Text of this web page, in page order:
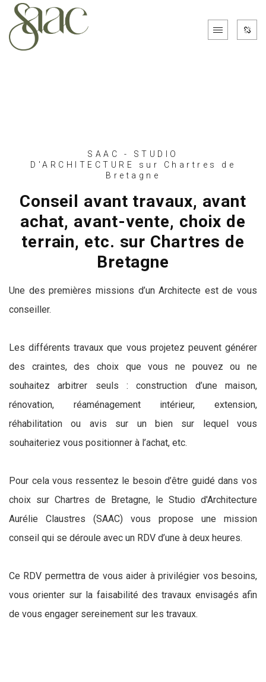
SAAC - STUDIO
D'ARCHITECTURE sur Chartres de
Bretagne
Conseil avant travaux, avant
achat, avant-vente, choix de
terrain, etc. sur Chartres de
Bretagne
Une des premières missions d’un Architecte est de vous
conseiller.
Les différents travaux que vous projetez peuvent générer
des craintes, des choix que vous ne pouvez ou ne
souhaitez arbitrer seuls : construction d’une maison,
rénovation, réaménagement intérieur, extension,
réhabilitation ou avis sur un bien sur lequel vous
souhaiteriez vous positionner à l’achat, etc.
Pour cela vous ressentez le besoin d’être guidé dans vos
choix sur Chartres de Bretagne, le Studio d'Architecture
Aurélie Claustres (SAAC) vous propose une mission
conseil qui se déroule avec un RDV d’une à deux heures.
Ce RDV permettra de vous aider à privilégier vos besoins,
vous orienter sur la faisabilité des travaux envisagés afin
de vous engager sereinement sur les travaux.